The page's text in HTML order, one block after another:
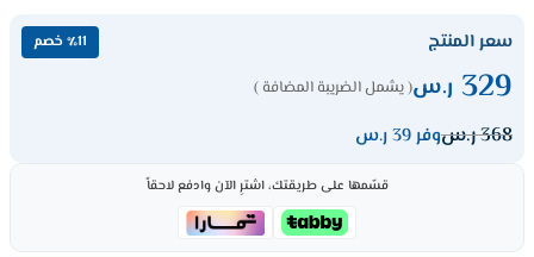
سعر المنتج ٪11 خصم
329 ر.س( يشمل الضريبة المضافة )
368ر.سوفر 39 ر.س
قسّمها على طريقتك، اشترِ الآن وادفع لاحقاً